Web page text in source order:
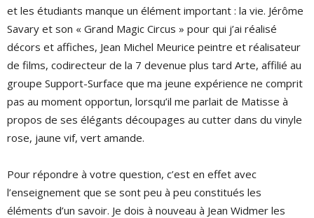
et les étudiants manque un élément important : la vie. Jérôme
Savary et son « Grand Magic Circus » pour qui j’ai réalisé
décors et affiches, Jean Michel Meurice peintre et réalisateur
de films, codirecteur de la 7 devenue plus tard Arte, affilié au
groupe Support-Surface que ma jeune expérience ne comprit
pas au moment opportun, lorsqu’il me parlait de Matisse à
propos de ses élégants découpages au cutter dans du vinyle
rose, jaune vif, vert amande.
Pour répondre à votre question, c’est en effet avec
l’enseignement que se sont peu à peu constitués les
éléments d’un savoir. Je dois à nouveau à Jean Widmer les